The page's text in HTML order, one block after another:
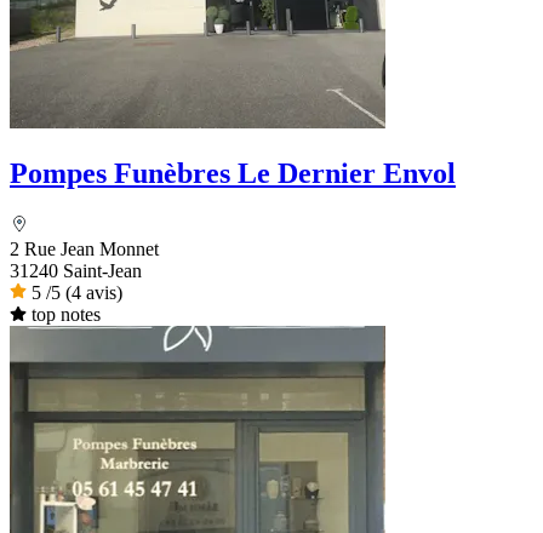
Pompes Funèbres Le Dernier Envol
2 Rue Jean Monnet
31240 Saint-Jean
5 /5 (4 avis)
top notes